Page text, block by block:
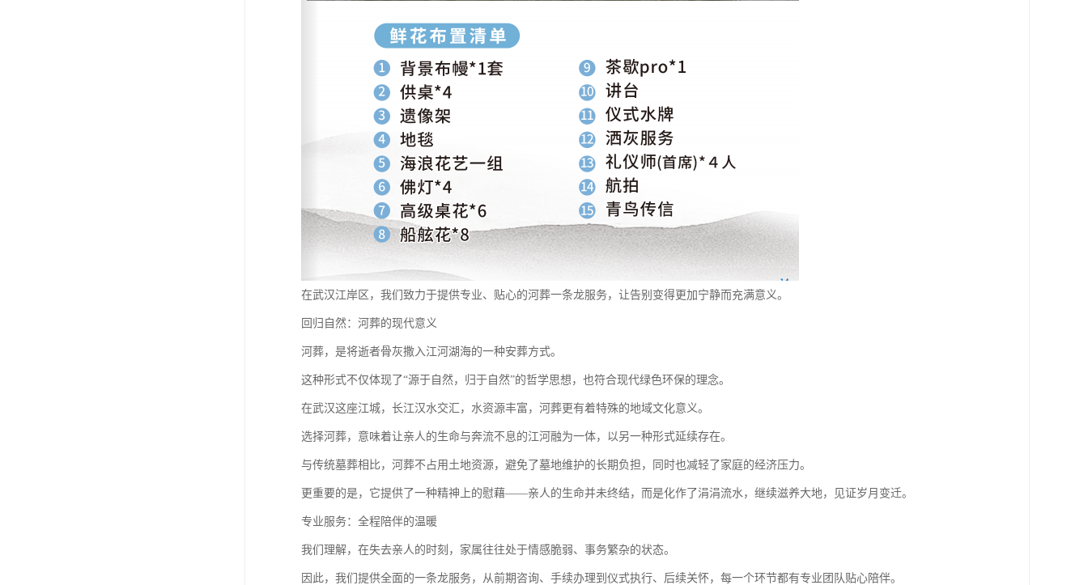
在武汉江岸区，我们致力于提供专业、贴心的河葬一条龙服务，让告别变得更加宁静而充满意义。
回归自然：河葬的现代意义
河葬，是将逝者骨灰撒入江河湖海的一种安葬方式。
这种形式不仅体现了“源于自然，归于自然”的哲学思想，也符合现代绿色环保的理念。
在武汉这座江城，长江汉水交汇，水资源丰富，河葬更有着特殊的地域文化意义。
选择河葬，意味着让亲人的生命与奔流不息的江河融为一体，以另一种形式延续存在。
与传统墓葬相比，河葬不占用土地资源，避免了墓地维护的长期负担，同时也减轻了家庭的经济压力。
更重要的是，它提供了一种精神上的慰藉——亲人的生命并未终结，而是化作了涓涓流水，继续滋养大地，见证岁月变迁。
专业服务：全程陪伴的温暖
我们理解，在失去亲人的时刻，家属往往处于情感脆弱、事务繁杂的状态。
因此，我们提供全面的一条龙服务，从前期咨询、手续办理到仪式执行、后续关怀，每一个环节都有专业团队贴心陪伴。